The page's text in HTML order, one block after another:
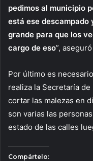
pedimos al municipio
está ese descampado
grande para que los
cargo de eso”,
Por último es
realiza la Secretaría
cortar las malezas en
son varias las
estado de las calles
Compártelo: